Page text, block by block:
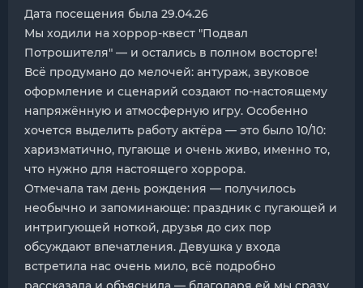
Дата посещения была 29.04.26
Мы ходили на хоррор-квест "Подвал
Потрошителя" — и остались в полном восторге!
Всё продумано до мелочей: антураж, звуковое
оформление и сценарий создают по-настоящему
напряжённую и атмосферную игру. Особенно
хочется выделить работу актёра — это было 10/10:
харизматично, пугающе и очень живо, именно то,
что нужно для настоящего хоррора.
Отмечала там день рождения — получилось
необычно и запоминающе: праздник с пугающей и
интригующей ноткой, друзья до сих пор
обсуждают впечатления. Девушка у входа
встретила нас очень мило, всё подробно